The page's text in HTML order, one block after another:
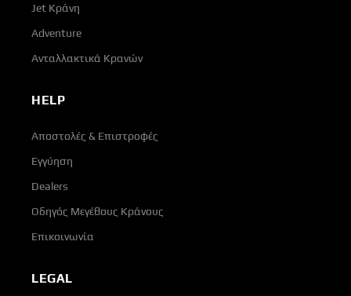
Jet Κράνη
Adventure
Ανταλλακτικά Κρανών
HELP
Αποστολές & Επιστροφές
Εγγύηση
Dealers
Οδηγός Μεγέθους Κράνους
Επικοινωνία
LEGAL